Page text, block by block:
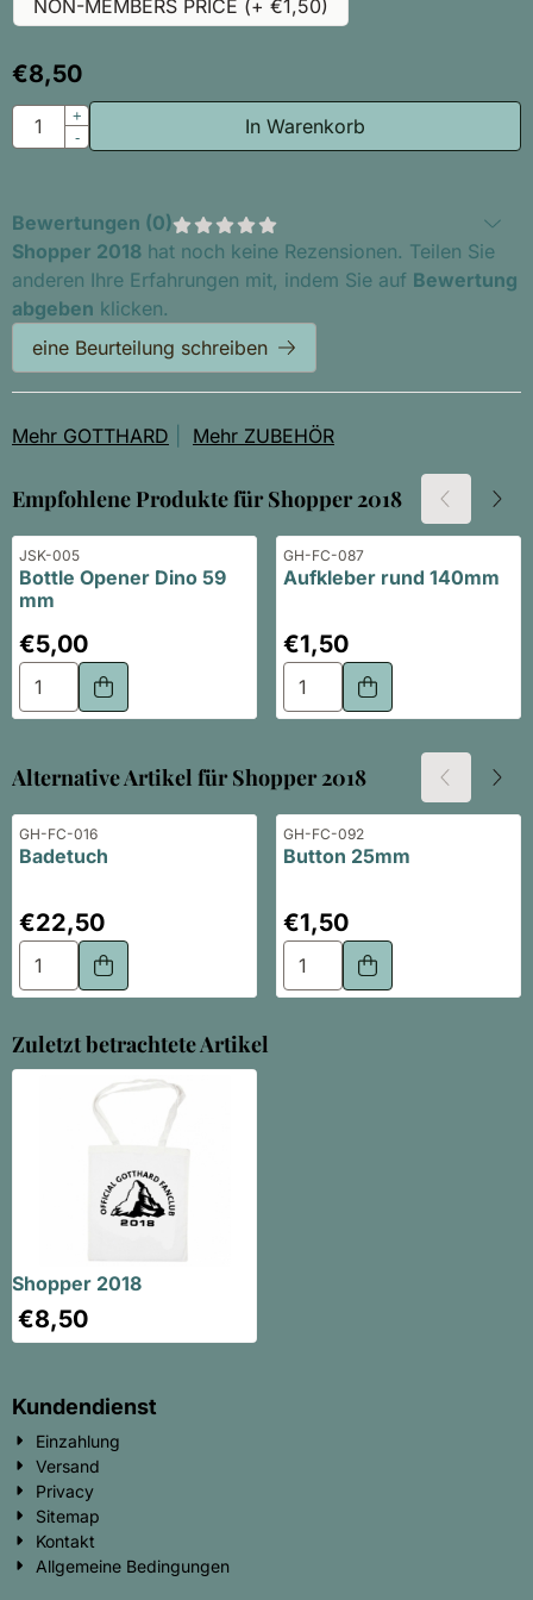
NON-MEMBERS PRICE (+ €1,50)
€8,50
Anzahl
+
-
In Warenkorb
Bewertungen (0)
Shopper 2018 hat noch keine Rezensionen. Teilen Sie
anderen Ihre Erfahrungen mit, indem Sie auf Bewertung
abgeben klicken.
eine Beurteilung schreiben
Mehr GOTTHARD Mehr ZUBEHÖR
Empfohlene Produkte fürShopper 2018
Artikelnummer
JSK-005
Bottle Opener Dino 59
mm
Preis: 5,00
€5,00
Anzahl wählen für Bottle Opener Dino 59 mm
Artikelnummer
GH-FC-087
Aufkleber rund 140mm
Preis: 1,50
€1,50
Anzahl wählen für
Alternative Artikel fürShopper 2018
Artikelnummer
GH-FC-016
Badetuch
Preis: 22,50
€22,50
Anzahl wählen für Badetuch
Artikelnummer
GH-FC-092
Button 25mm
Preis: 1,50
€1,50
Anzahl wählen für Button
Zuletzt betrachtete Artikel
Shopper 2018
€8,50
Kundendienst
Einzahlung
Versand
Privacy
Sitemap
Kontakt
Allgemeine Bedingungen